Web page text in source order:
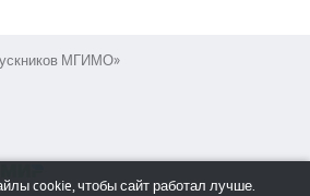
МГИМО»
cookie, чтобы сайт работал лучше.